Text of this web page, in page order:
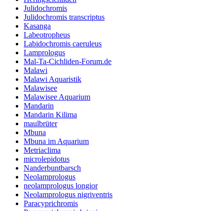
Julidochromis
Julidochromis transcriptus
Kasanga
Labeotropheus
Labidochromis caeruleus
Lamprologus
Mal-Ta-Cichliden-Forum.de
Malawi
Malawi Aquaristik
Malawisee
Malawisee Aquarium
Mandarin
Mandarin Kilima
maulbrüter
Mbuna
Mbuna im Aquarium
Metriaclima
microlepidotus
Nanderbuntbarsch
Neolamprologus
neolamprologus longior
Neolamprologus nigriventris
Paracyprichromis